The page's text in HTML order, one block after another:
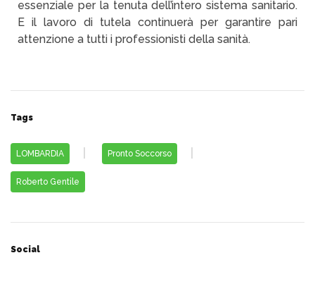
essenziale per la tenuta dell’intero sistema sanitario.
E il lavoro di tutela continuerà per garantire pari
attenzione a tutti i professionisti della sanità.
Tags
LOMBARDIA Pronto Soccorso
Roberto Gentile
Social